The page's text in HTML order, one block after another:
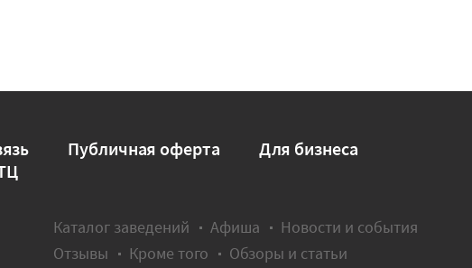
Публичная оферта
Для бизнеса
Каталог заведений Афиша
Новости и события
Отзывы
Кроме того Обзоры и статьи